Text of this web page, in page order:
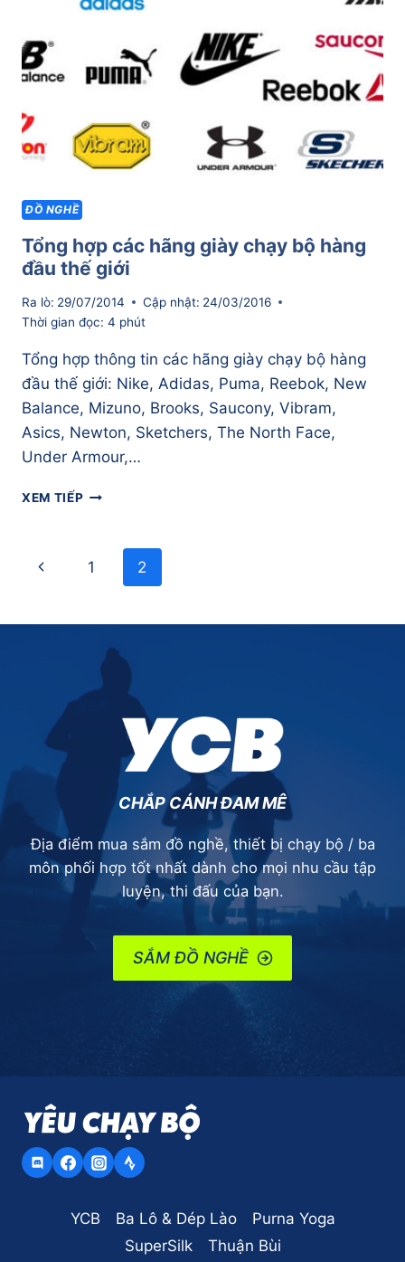
THỂ
ĐỒ NGHỀ
Tổng hợp các hãng giày chạy bộ hàng
đầu thế giới
Ra lò: 29/07/2014 Cập nhật: 24/03/2016
Thời gian đọc: 4 phút
Tổng hợp thông tin các hãng giày chạy bộ hàng
đầu thế giới: Nike, Adidas, Puma, Reebok, New
Balance, Mizuno, Brooks, Saucony, Vibram,
Asics, Newton, Sketchers, The North Face,
Under Armour,…
XEM TIẾPTỔNG
GIÀY
ĐẦU
GIỚI
Page
navigation
Previous
1 2
CHẮP CÁNH ĐAM MÊ
Địa điểm mua sắm đồ nghề, thiết bị chạy bộ / ba
môn phối hợp tốt nhất dành cho mọi nhu cầu tập
luyện, thi đấu của bạn.
SẮM ĐỒ NGHỀ
YCB Ba Lô & Dép Lào
Purna Yoga
SuperSilk
Thuận Bùi